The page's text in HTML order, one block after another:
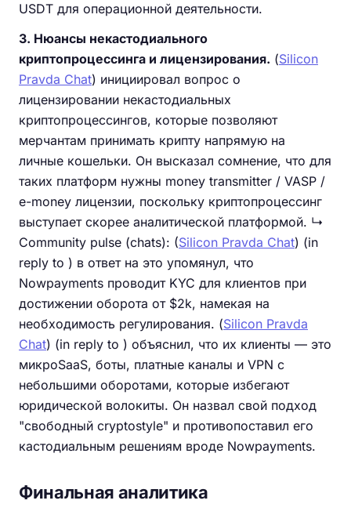
USDT для операционной деятельности.
3. Нюансы некастодиального
криптопроцессинга и лицензирования. (Silicon
Pravda Chat) инициировал вопрос о
лицензировании некастодиальных
криптопроцессингов, которые позволяют
мерчантам принимать крипту напрямую на
личные кошельки. Он высказал сомнение, что для
таких платформ нужны money transmitter / VASP /
e-money лицензии, поскольку криптопроцессинг
выступает скорее аналитической платформой. ↳
Community pulse (chats): (Silicon Pravda Chat) (in
reply to ) в ответ на это упомянул, что
Nowpayments проводит KYC для клиентов при
достижении оборота от $2k, намекая на
необходимость регулирования. (Silicon Pravda
Chat) (in reply to ) объяснил, что их клиенты — это
микроSaaS, боты, платные каналы и VPN с
небольшими оборотами, которые избегают
юридической волокиты. Он назвал свой подход
"свободный cryptostyle" и противопоставил его
кастодиальным решениям вроде Nowpayments.
Финальная аналитика